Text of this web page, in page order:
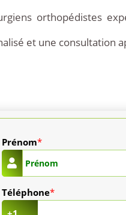
orthopédistes
et une consultation
Prénom*
Téléphone*